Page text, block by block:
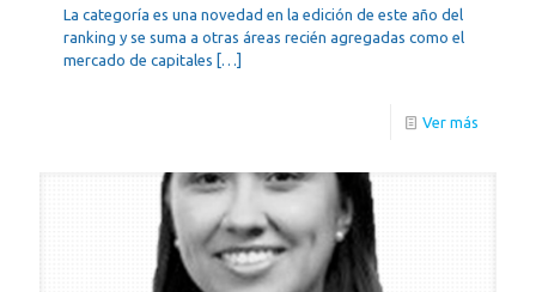
La categoría es una novedad en la edición de este año del
ranking y se suma a otras áreas recién agregadas como el
mercado de capitales […]
Ver más